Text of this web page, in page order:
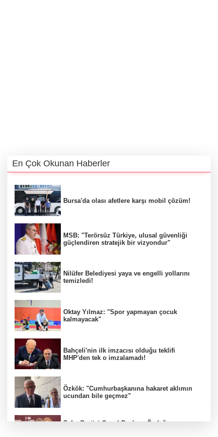
En Çok Okunan Haberler
Bursa'da olası afetlere karşı mobil çözüm!
MSB: "Terörsüz Türkiye, ulusal güvenliği
güçlendiren stratejik bir vizyondur"
Nilüfer Belediyesi yaya ve engelli yollarını
temizledi!
Oktay Yılmaz: "Spor yapmayan çocuk
kalmayacak"
Bahçeli'nin ilk imzacısı olduğu teklifi
MHP'den tek o imzalamadı!
Özkök: "Cumhurbaşkanına hakaret aklımın
ucundan bile geçmez"
Zafer Partisi Genel Başkanı Özdağ: